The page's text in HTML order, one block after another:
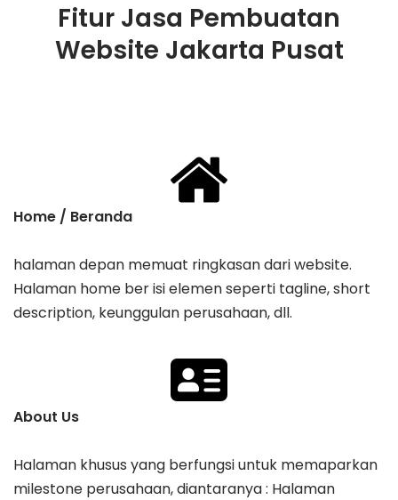
Fitur Jasa Pembuatan
Website Jakarta Pusat
Home / Beranda
halaman depan memuat ringkasan dari website.
Halaman home ber isi elemen seperti tagline, ​short
description, keunggulan perusahaan, dll.
About Us
Halaman khusus yang berfungsi untuk memaparkan
milestone perusahaan, diantaranya : Halaman